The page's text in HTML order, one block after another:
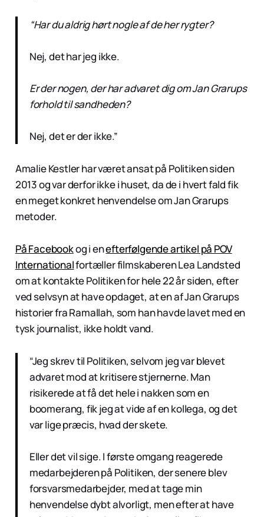
“Har du aldrig hørt nogle af de her rygter?
Nej, det har jeg ikke.
Er der nogen, der har advaret dig om Jan Grarups
forhold til sandheden?
Nej, det er der ikke.”
Amalie Kestler har været ansat på Politiken siden
2013 og var derfor ikke i huset, da de i hvert fald fik
en meget konkret henvendelse om Jan Grarups
metoder.
På Facebookog i enefterfølgende artikel på POV
Internationalfortæller filmskaberen Lea Landsted
om at kontakte Politiken for hele 22 år siden, efter
ved selvsyn at have opdaget, at en af Jan Grarups
historier fra Ramallah, som han havde lavet med en
tysk journalist, ikke holdt vand.
“Jeg skrev til Politiken, selvom jeg var blevet
advaret mod at kritisere stjernerne. Man
risikerede at få det hele i nakken som en
boomerang, fik jeg at vide af en kollega, og det
var lige præcis, hvad der skete.
Eller det vil sige. I første omgang reagerede
medarbejderen på Politiken, der senere blev
forsvarsmedarbejder, med at tage min
henvendelse dybt alvorligt, men efter at have